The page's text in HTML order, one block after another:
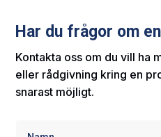
Har du frågor om
Kontakta oss om du vill ha
eller rådgivning kring en
snarast möjligt.